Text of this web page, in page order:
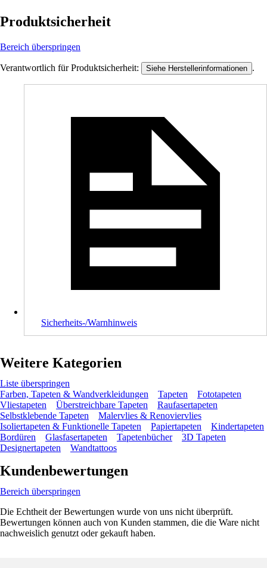
Produktsicherheit
Bereich überspringen
Verantwortlich für Produktsicherheit: Siehe Herstellerinformationen .
Sicherheits-/Warnhinweis
Weitere Kategorien
Liste überspringen
Farben, Tapeten & Wandverkleidungen
Tapeten
Fototapeten
Vliestapeten
Überstreichbare Tapeten
Raufasertapeten
Selbstklebende Tapeten
Malervlies & Renoviervlies
Isoliertapeten & Funktionelle Tapeten
Papiertapeten
Kindertapeten
Bordüren
Glasfasertapeten Tapetenbücher
3D Tapeten
Designertapeten
Wandtattoos
Kundenbewertungen
Bereich überspringen
Die Echtheit der Bewertungen wurde von uns nicht überprüft.
Bewertungen können auch von Kunden stammen, die die Ware nicht
nachweislich genutzt oder gekauft haben.